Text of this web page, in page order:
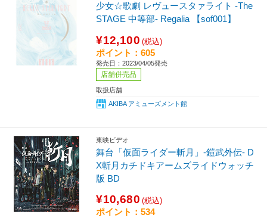
少女☆歌劇 レヴュースタァライト -The
STAGE 中等部- Regalia 【sof001】
¥12,100 (税込)
ポイント：605
発売日：2023/04/05発売
店舗併売品
取扱店舗
AKIBA アミューズメント館
東映ビデオ
舞台「仮面ライダー斬月」-鎧武外伝- D
X斬月カチドキアームズライドウォッチ
版 BD
¥10,680 (税込)
ポイント：534